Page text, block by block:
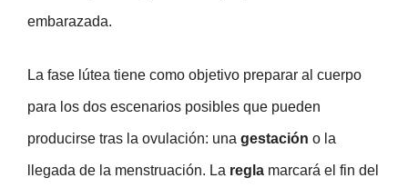
embarazada.
La fase lútea tiene como objetivo preparar al cuerpo
para los dos escenarios posibles que pueden
producirse tras la ovulación: una gestación o la
llegada de la menstruación. La regla marcará el fin del